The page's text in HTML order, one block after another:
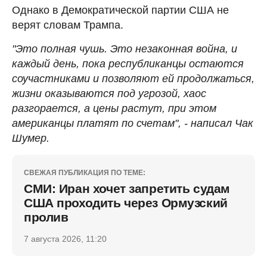
Однако в Демократической партии США не
верят словам Трампа.
"Это полная чушь. Это незаконная война, и
каждый день, пока республиканцы остаются
соучастниками и позволяют ей продолжаться,
жизни оказываются под угрозой, хаос
разгорается, а цены растут, при этом
американцы платят по счетам", - написал Чак
Шумер.
СВЕЖАЯ ПУБЛИКАЦИЯ ПО ТЕМЕ:
СМИ: Иран хочет запретить судам
США проходить через Ормузский
пролив
7 августа 2026, 11:20